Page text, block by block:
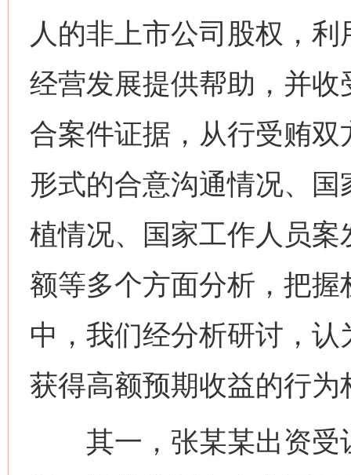
人的非上市公司股权，
经营发展提供帮助，并
合案件证据，从行受贿
形式的合意沟通情况、
植情况、国家工作人员
额等多个方面分析，把
中，我们经分析研讨，
获得高额预期收益的行
其一，张某某出资受